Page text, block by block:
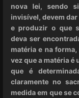
nova lei, sendo
invisível, devem
e produzir o que
deva ser
matéria e na
vez que a matéria é
que é
claramente no
medida em que se